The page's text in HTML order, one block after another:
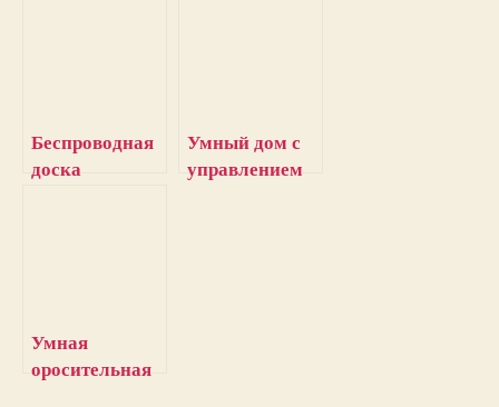
Беспроводная
доска
Умный дом с
управлением
Умная
оросительная